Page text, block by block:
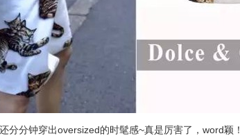
分分钟穿出oversized的时髦感~真是厉害了，word颖！